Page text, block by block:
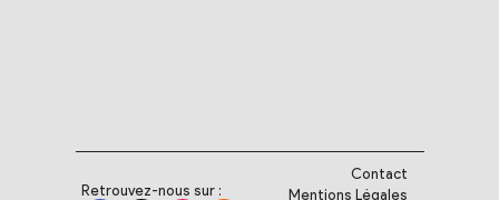
Retrouvez-nous sur :
Contact
Mentions Légales